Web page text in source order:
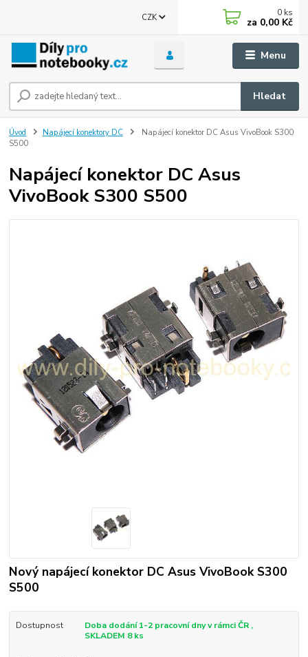
Menu
CZK
Hledat
0 ks
za 0,00 Kč
Úvod Napájecí konektory DC
Napájecí konektor DC Asus VivoBook S300
S500
Napájecí konektor DC Asus
VivoBook S300 S500
Nový napájecí konektor DC Asus VivoBook S300
S500
Dostupnost
Doba dodání 1-2 pracovní dny v rámci ČR ,
SKLADEM 8 ks